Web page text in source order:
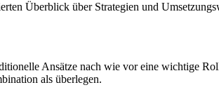
Überblick über Strategien und
Ansätze nach wie vor eine wichtige
als überlegen.